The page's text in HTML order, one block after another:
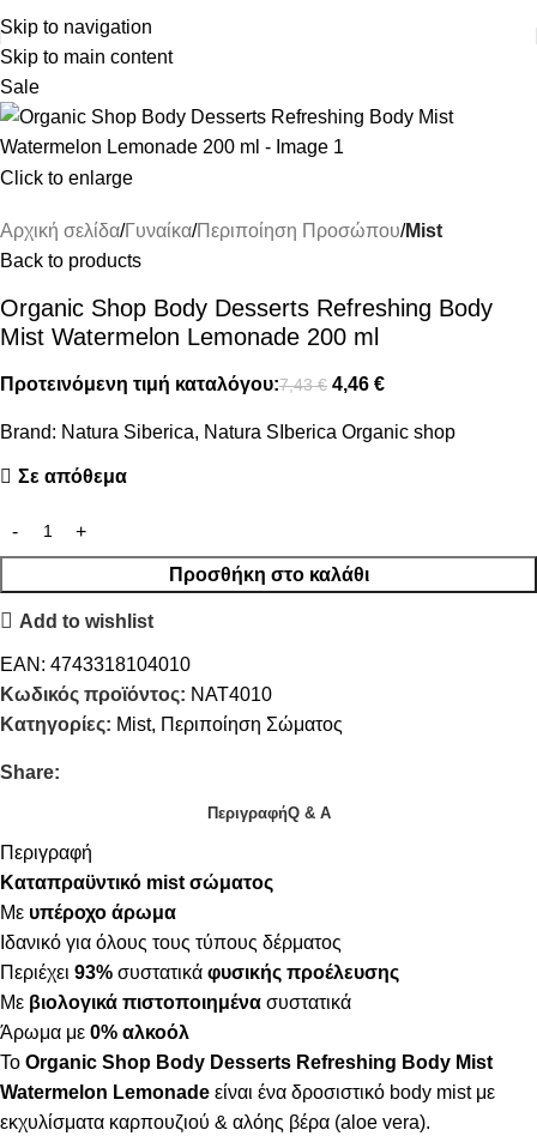
Skip to navigation
Skip to main content
ΔΩΡΕΑΝ ΜΕΤΑΦΟΡΙΚΑ ΑΝΩ ΤΩΝ 45€
Sale
Click to enlarge
Αρχική σελίδα Γυναίκα Περιποίηση Προσώπου Mist
Back to products
Organic Shop Body Desserts Refreshing Body
Mist Watermelon Lemonade 200 ml
Προτεινόμενη τιμή καταλόγου:7,43€ 4,46 €
Brand: Natura Siberica, Natura SIberica Organic shop
Σε απόθεμα
Προσθήκη στο καλάθι
Add to wishlist
EAN: 4743318104010
Κωδικός προϊόντος: NAT4010
Κατηγορίες: Mist, Περιποίηση Σώματος
Share:
ΠεριγραφήQ & A
Περιγραφή
Καταπραϋντικό mist σώματος
Με υπέροχο άρωμα
Ιδανικό για όλους τους τύπους δέρματος
Περιέχει 93% συστατικά φυσικής προέλευσης
Με βιολογικά πιστοποιημένα συστατικά
Άρωμα με 0% αλκοόλ
Το Organic Shop Body Desserts Refreshing Body Mist
Watermelon Lemonade είναι ένα δροσιστικό body mist με
εκχυλίσματα καρπουζιού & αλόης βέρα (aloe vera).